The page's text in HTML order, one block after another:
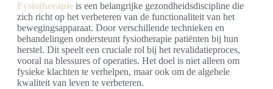
Fysiotherapie is een belangrijke gezondheidsdiscipline die
zich richt op het verbeteren van de functionaliteit van het
bewegingsapparaat. Door verschillende technieken en
behandelingen ondersteunt fysiotherapie patiënten bij hun
herstel. Dit speelt een cruciale rol bij het revalidatieproces,
vooral na blessures of operaties. Het doel is niet alleen om
fysieke klachten te verhelpen, maar ook om de algehele
kwaliteit van leven te verbeteren.